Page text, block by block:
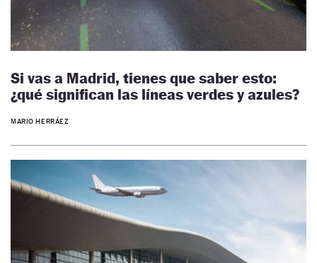
Si vas a Madrid, tienes que saber esto:
¿qué significan las líneas verdes y azules?
MARIO HERRÁEZ